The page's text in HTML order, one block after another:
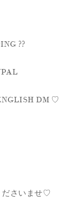
??
DM ♡
ださいませ♡